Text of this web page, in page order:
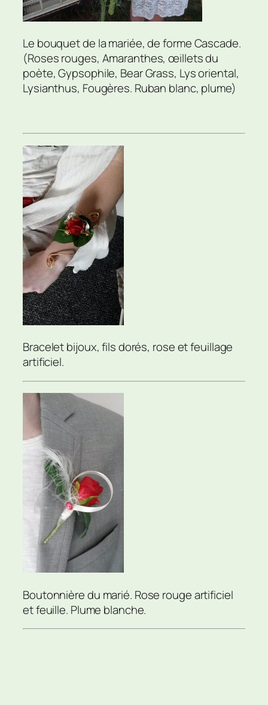
Le bouquet de la mariée, de forme Cascade.
(Roses rouges, Amaranthes, œillets du
poète, Gypsophile, Bear Grass, Lys oriental,
Lysianthus, Fougères. Ruban blanc, plume)
Bracelet bijoux, fils dorés, rose et feuillage
artificiel.
Boutonnière du marié. Rose rouge artificiel
et feuille. Plume blanche.